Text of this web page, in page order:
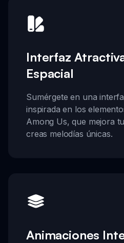
Interfaz
Espacial
Sumérgete en una
inspirada en los
Among Us, que mejora
creas melodías únicas.
Animaciones